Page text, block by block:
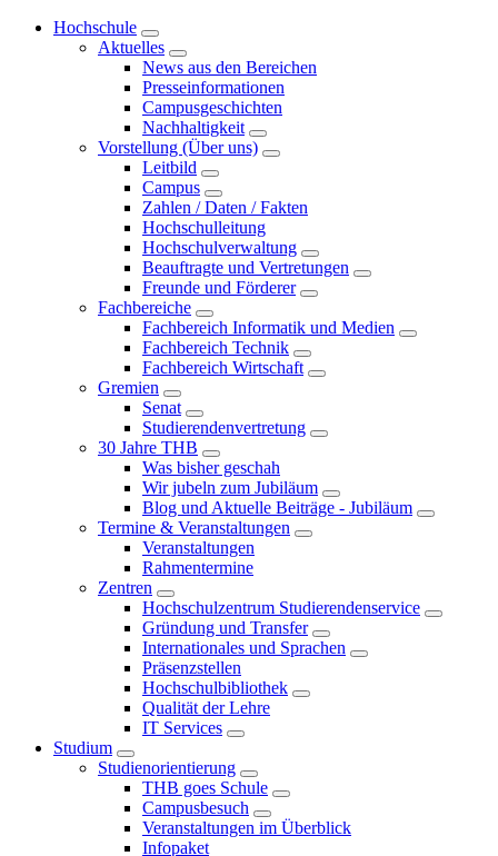
Hochschule
Aktuelles
News aus den Bereichen
Presseinformationen
Campusgeschichten
Nachhaltigkeit
Vorstellung (Über uns)
Leitbild
Campus
Zahlen / Daten / Fakten
Hochschulleitung
Hochschulverwaltung
Beauftragte und Vertretungen
Freunde und Förderer
Fachbereiche
Fachbereich Informatik und Medien
Fachbereich Technik
Fachbereich Wirtschaft
Gremien
Senat
Studierendenvertretung
30 Jahre THB
Was bisher geschah
Wir jubeln zum Jubiläum
Blog und Aktuelle Beiträge - Jubiläum
Termine & Veranstaltungen
Veranstaltungen
Rahmentermine
Zentren
Hochschulzentrum Studierendenservice
Gründung und Transfer
Internationales und Sprachen
Präsenzstellen
Hochschulbibliothek
Qualität der Lehre
IT Services
Studium
Studienorientierung
THB goes Schule
Campusbesuch
Veranstaltungen im Überblick
Infopaket